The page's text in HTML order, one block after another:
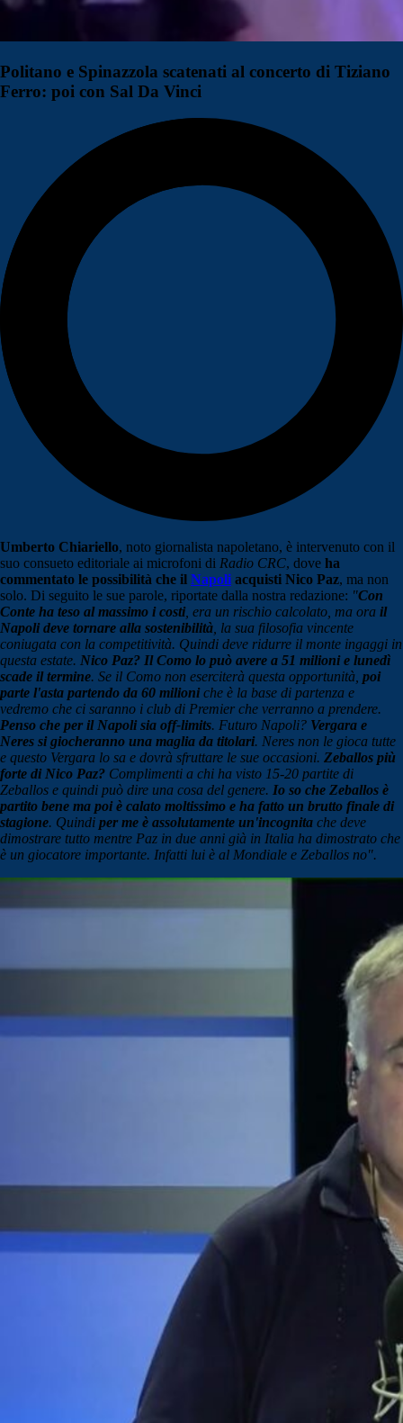
Politano e Spinazzola scatenati al concerto di Tiziano
Ferro: poi con Sal Da Vinci
Umberto Chiariello, noto giornalista napoletano, è intervenuto con il
suo consueto editoriale ai microfoni di Radio CRC, dove ha
commentato le possibilità che il Napoli acquisti Nico Paz, ma non
solo. Di seguito le sue parole, riportate dalla nostra redazione: "Con
Conte ha teso al massimo i costi, era un rischio calcolato, ma ora il
Napoli deve tornare alla sostenibilità, la sua filosofia vincente
coniugata con la competitività. Quindi deve ridurre il monte ingaggi in
questa estate. Nico Paz? Il Como lo può avere a 51 milioni e lunedì
scade il termine. Se il Como non eserciterà questa opportunità, poi
parte l'asta partendo da 60 milioniche è la base di partenza e
vedremo che ci saranno i club di Premier che verranno a prendere.
Penso che per il Napoli sia off-limits. Futuro Napoli? Vergara e
Neres si giocheranno una maglia da titolari. Neres non le gioca tutte
e questo Vergara lo sa e dovrà sfruttare le sue occasioni. Zeballos più
forte di Nico Paz? Complimenti a chi ha visto 15-20 partite di
Zeballos e quindi può dire una cosa del genere. Io so che Zeballos è
partito bene ma poi è calato moltissimo e ha fatto un brutto finale di
stagione. Quindi per me è assolutamente un'incognita che deve
dimostrare tutto mentre Paz in due anni già in Italia ha dimostrato che
è un giocatore importante. Infatti lui è al Mondiale e Zeballos no".